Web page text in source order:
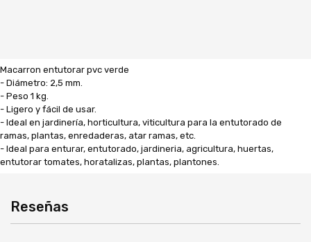
Macarron entutorar pvc verde
- Diámetro: 2,5 mm.
- Peso 1 kg.
- Ligero y fácil de usar.
- Ideal en jardinería, horticultura, viticultura para la entutorado de
ramas, plantas, enredaderas, atar ramas, etc.
- Ideal para enturar, entutorado, jardineria, agricultura, huertas,
entutorar tomates, horatalizas, plantas, plantones.
Reseñas